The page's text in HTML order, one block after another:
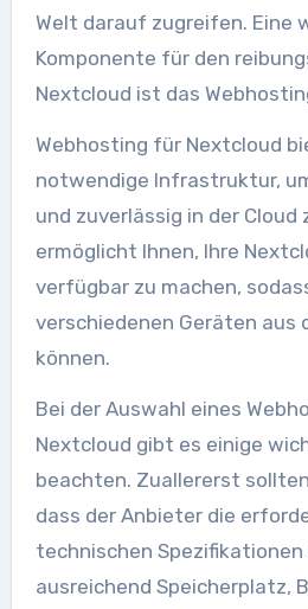
Welt darauf zugreifen. Eine
Komponente für den
Nextcloud ist das
Webhosting für Nextcloud
notwendige Infrastruktur,
und zuverlässig in der Cloud
ermöglicht Ihnen, Ihre
verfügbar zu machen,
verschiedenen Geräten aus
können.
Bei der Auswahl eines
Nextcloud gibt es einige
beachten. Zuallererst
dass der Anbieter die
technischen
ausreichend Speicherplatz,